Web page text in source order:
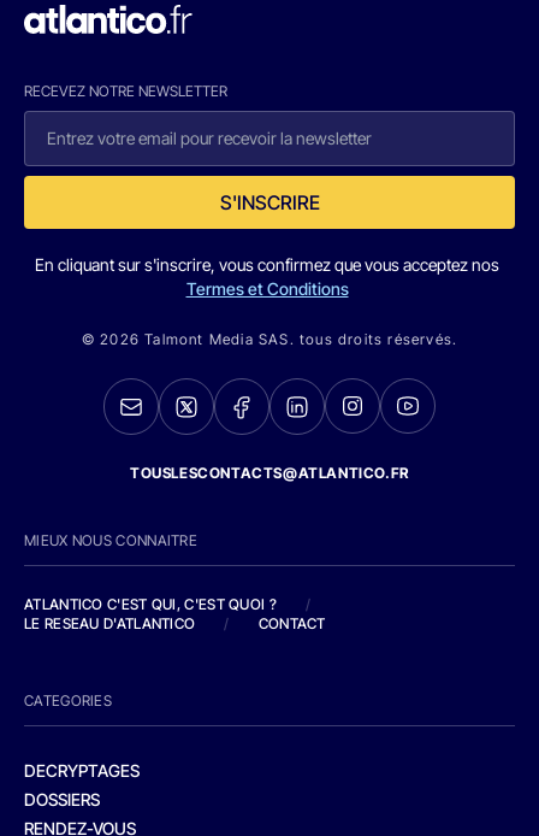
RECEVEZ NOTRE NEWSLETTER
S'INSCRIRE
En cliquant sur s'inscrire, vous confirmez que vous acceptez nos
Termes et Conditions
© 2026 Talmont Media SAS. tous droits réservés.
TOUSLESCONTACTS@ATLANTICO.FR
MIEUX NOUS CONNAITRE
ATLANTICO C'EST QUI, C'EST QUOI ?
/
LE RESEAU D'ATLANTICO
/ CONTACT
CATEGORIES
DECRYPTAGES
DOSSIERS
RENDEZ-VOUS